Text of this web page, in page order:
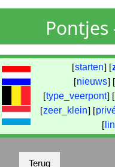
Pontjes
[starten] [
[nieuws] [
[type_veerpont] [
[zeer_klein] [
[